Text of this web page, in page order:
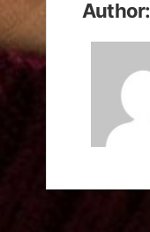
Author: